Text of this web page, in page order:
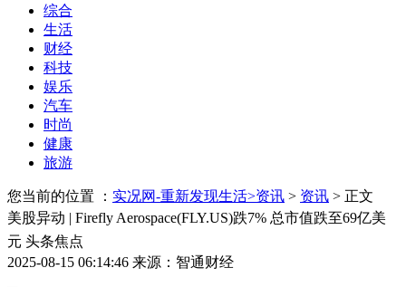
综合
生活
财经
科技
娱乐
汽车
时尚
健康
旅游
您当前的位置 ： 实况网-重新发现生活>资讯 > 资讯 > 正文
美股异动 | Firefly Aerospace(FLY.US)跌7% 总市值跌至69亿美
元 头条焦点
2025-08-15 06:14:46 来源：智通财经